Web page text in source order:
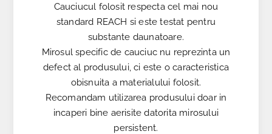
Cauciucul folosit respecta cel mai nou
standard REACH si este testat pentru
substante daunatoare.
Mirosul specific de cauciuc nu reprezinta un
defect al produsului, ci este o caracteristica
obisnuita a materialului folosit.
Recomandam utilizarea produsului doar in
incaperi bine aerisite datorita mirosului
persistent.